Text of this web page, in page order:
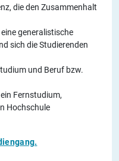
die den Zusammenhalt
generalistische
sich die Studierenden
und Beruf bzw.
Fernstudium,
Hochschule